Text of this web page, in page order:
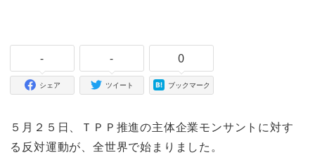
-
シェア
-
ツイート
0
ブックマーク
５月２５日、ＴＰＰ推進の主体企業モンサントに対す
る反対運動が、全世界で始まりました。